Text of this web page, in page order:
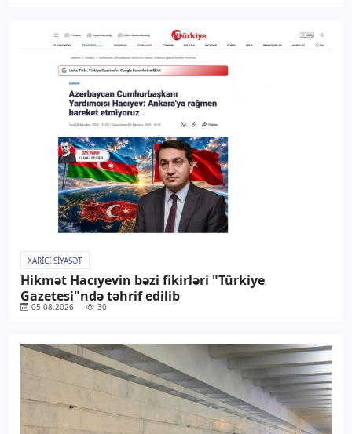
XARICI SIYASƏT
Hikmət Hacıyevin bəzi fikirləri "Türkiye
Gazetesi"ndə təhrif edilib
05.08.2026 30